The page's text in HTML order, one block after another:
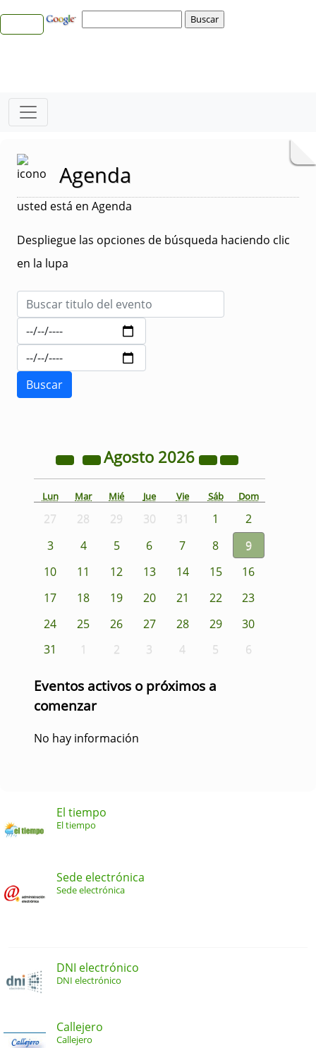
Agenda
usted está en Agenda
Despliegue las opciones de búsqueda haciendo clic
en la lupa
Agosto 2026
Lun Mar Mié Jue Vie Sáb Dom
27 28 29 30 31 1
2
3
4 5 6 7 8
9
10
11 12 13 14 15
16
17
18 19 20 21 22
23
24
25 26 27 28 29
30
31
1 2 3 4 5 6
Eventos activos o próximos a
comenzar
No hay información
El tiempo
El tiempo
Sede electrónica
Sede electrónica
DNI electrónico
DNI electrónico
Callejero
Callejero